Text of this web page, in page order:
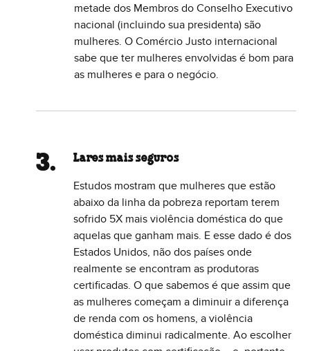
metade dos Membros do Conselho Executivo
nacional (incluindo sua presidenta) são
mulheres. O Comércio Justo internacional
sabe que ter mulheres envolvidas é bom para
as mulheres e para o negócio.
Lares mais seguros
Estudos mostram que mulheres que estão
abaixo da linha da pobreza reportam terem
sofrido 5X mais violência doméstica do que
aquelas que ganham mais. E esse dado é dos
Estados Unidos, não dos países onde
realmente se encontram as produtoras
certificadas. O que sabemos é que assim que
as mulheres começam a diminuir a diferença
de renda com os homens, a violência
doméstica diminui radicalmente. Ao escolher